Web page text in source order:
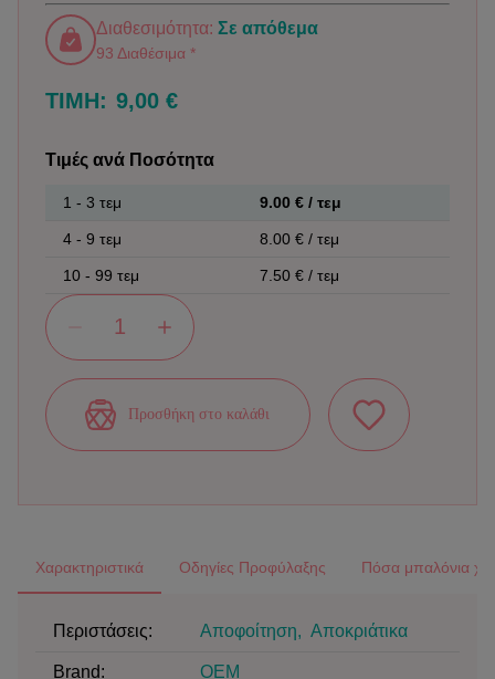
Διαθεσιμότητα: Σε απόθεμα
93 Διαθέσιμα *
ΤΙΜΗ: 9,00 €
Τιμές ανά Ποσότητα
1 - 3 τεμ 9.00 € / τεμ
4 - 9 τεμ 8.00 € / τεμ
10 - 99 τεμ 7.50 € / τεμ
Προσθήκη στο καλάθι
Χαρακτηριστικά Οδηγίες Προφύλαξης Πόσα μπαλόνια
Περιστάσεις: Αποφοίτηση, Αποκριάτικα
Brand: OEM